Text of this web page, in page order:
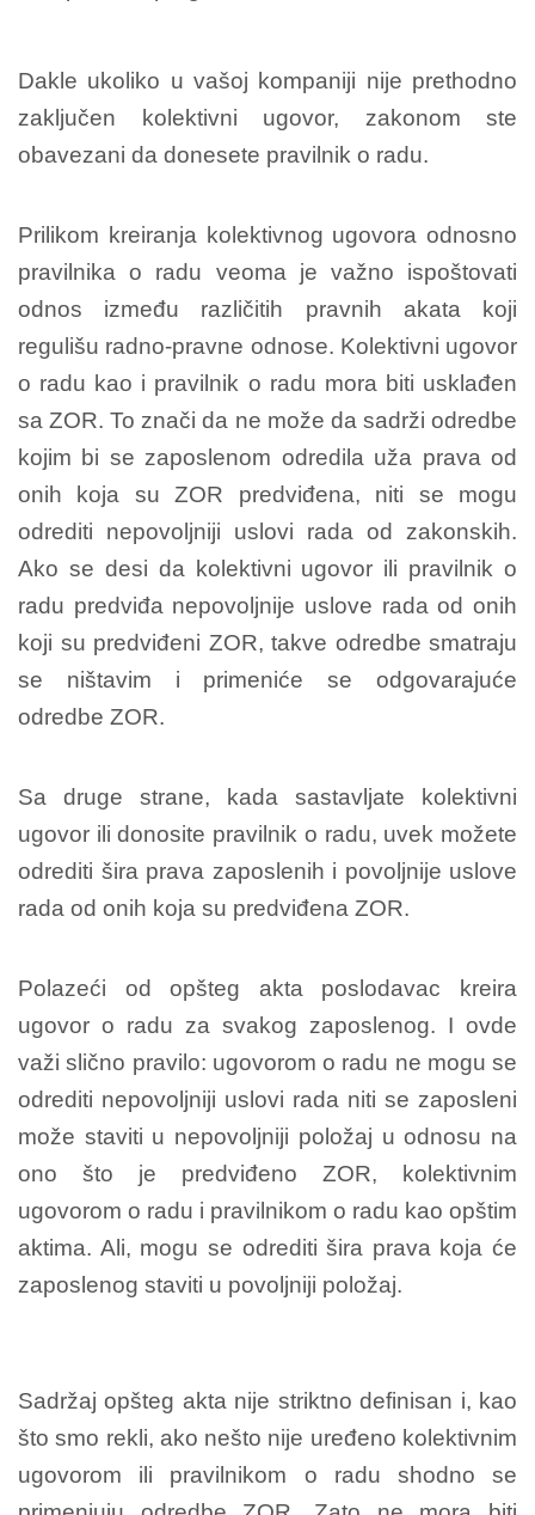
Dakle ukoliko u vašoj kompaniji nije prethodno
zaključen kolektivni ugovor, zakonom ste
obavezani da donesete pravilnik o radu.
Prilikom kreiranja kolektivnog ugovora odnosno
pravilnika o radu veoma je važno ispoštovati
odnos između različitih pravnih akata koji
regulišu radno-pravne odnose. Kolektivni ugovor
o radu kao i pravilnik o radu mora biti usklađen
sa ZOR. To znači da ne može da sadrži odredbe
kojim bi se zaposlenom odredila uža prava od
onih koja su ZOR predviđena, niti se mogu
odrediti nepovoljniji uslovi rada od zakonskih.
Ako se desi da kolektivni ugovor ili pravilnik o
radu predviđa nepovoljnije uslove rada od onih
koji su predviđeni ZOR, takve odredbe smatraju
se ništavim i primeniće se odgovarajuće
odredbe ZOR.
Sa druge strane, kada sastavljate kolektivni
ugovor ili donosite pravilnik o radu, uvek možete
odrediti šira prava zaposlenih i povoljnije uslove
rada od onih koja su predviđena ZOR.
Polazeći od opšteg akta poslodavac kreira
ugovor o radu za svakog zaposlenog. I ovde
važi slično pravilo: ugovorom o radu ne mogu se
odrediti nepovoljniji uslovi rada niti se zaposleni
može staviti u nepovoljniji položaj u odnosu na
ono što je predviđeno ZOR, kolektivnim
ugovorom o radu i pravilnikom o radu kao opštim
aktima. Ali, mogu se odrediti šira prava koja će
zaposlenog staviti u povoljniji položaj.
Sadržaj opšteg akta nije striktno definisan i, kao
što smo rekli, ako nešto nije uređeno kolektivnim
ugovorom ili pravilnikom o radu shodno se